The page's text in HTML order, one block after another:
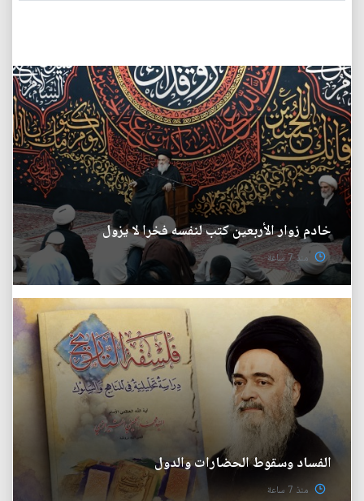
خادم زوار الأربعين كتب لنفسه فخرا لا يزول
منذ 7 ساعة
الفساد وسقوط الحضارات والدول
منذ 7 ساعة